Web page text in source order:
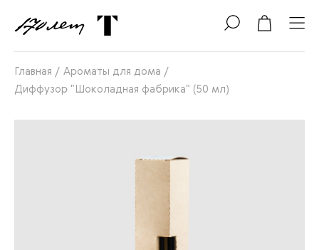
Главная / Ароматы для дома /
Диффузор "Шоколадная фабрика" (50 мл)